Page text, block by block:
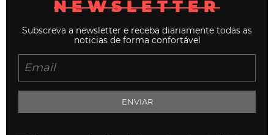
NEWSLETTER
Subscreva a newsletter e receba diariamente todas as
noticias de forma confortável
ENVIAR